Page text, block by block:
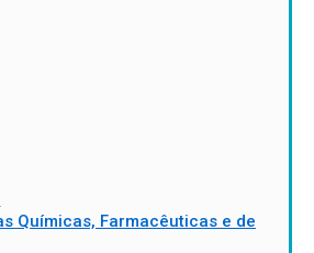
Químicas, Farmacêuticas e de